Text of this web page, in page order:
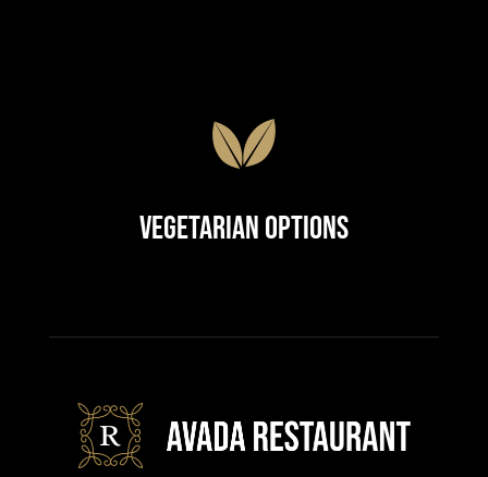
Vegetarian Options